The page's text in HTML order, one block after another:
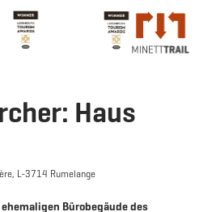
Haus
L-3714 Rumelange
Bürobegäude des